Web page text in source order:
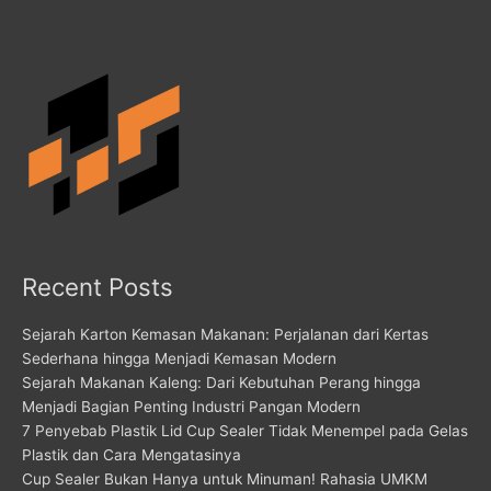
Recent Posts
Sejarah Karton Kemasan Makanan: Perjalanan dari Kertas
Sederhana hingga Menjadi Kemasan Modern
Sejarah Makanan Kaleng: Dari Kebutuhan Perang hingga
Menjadi Bagian Penting Industri Pangan Modern
7 Penyebab Plastik Lid Cup Sealer Tidak Menempel pada Gelas
Plastik dan Cara Mengatasinya
Cup Sealer Bukan Hanya untuk Minuman! Rahasia UMKM